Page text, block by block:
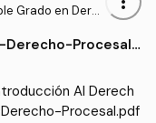
Grado en Dere
(US)Procesal.
Al Derech
Procesal.pdf